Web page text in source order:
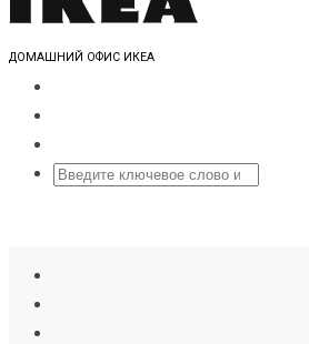
ДОМАШНИЙ ОФИС ИКЕА